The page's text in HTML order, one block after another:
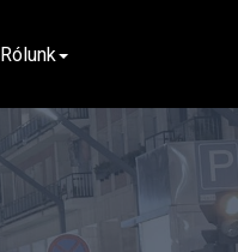
Rólunk